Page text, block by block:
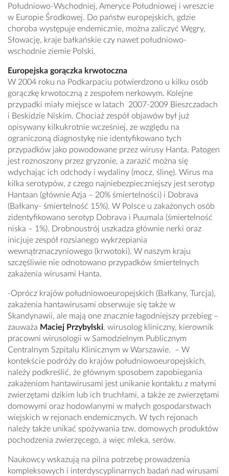
Południowo-Wschodniej, Ameryce Południowej i wreszcie
w Europie Środkowej. Do państw europejskich, gdzie
choroba występuje endemicznie, można zaliczyć Węgry,
Słowację, kraje bałkańskie czy nawet południowo-
wschodnie ziemie Polski.
Europejska gorączka krwotoczna
W 2004 roku na Podkarpaciu potwierdzono u kilku osób
gorączkę krwotoczną z zespołem nerkowym. Kolejne
przypadki miały miejsce w latach 2007-2009 Bieszczadach
i Beskidzie Niskim. Chociaż zespół objawów był już
opisywany kilkukrotnie wcześniej, ze względu na
ograniczoną diagnostykę nie identyfikowano tych
przypadków jako powodowane przez wirusy Hanta. Patogen
jest roznoszony przez gryzonie, a zarazić można się
wdychając ich odchody i wydaliny (mocz, ślinę). Wirus ma
kilka serotypów, z czego najniebezpieczniejszy jest serotyp
Hantaan (głównie Azja – 20% śmiertelności) i Dobrava
(Bałkany- śmiertelność 15%). W Polsce u zakażonych osób
zidentyfikowano serotyp Dobrava i Puumala (śmiertelność
niska – 1%). Drobnoustrój uszkadza głównie nerki oraz
inicjuje zespół rozsianego wykrzepiania
wewnątrznaczyniowego (krwotoki). W naszym kraju
szczęśliwie nie odnotowano przypadków śmiertelnych
zakażenia wirusami Hanta.
-Oprócz krajów południowoeuropejskich (Bałkany, Turcja),
zakażenia hantawirusami obserwuje się także w
Skandynawii, ale mają one znacznie łagodniejszy przebieg –
zauważa Maciej Przybylski, wirusolog kliniczny, kierownik
pracowni wirusologii w Samodzielnym Publicznym
Centralnym Szpitalu Klinicznym w Warszawie. – W
kontekście podróży do krajów południowoeuropejskich,
należy podkreślić, że głównym sposobem zapobiegania
zakażeniom hantawirusami jest unikanie kontaktu z małymi
zwierzętami dzikim lub ich truchłami, a także ze zwierzętami
domowymi oraz hodowlanymi w małych gospodarstwach
wiejskich w rejonach endemicznych. W tych rejonach
należy także unikać spożywania tzw. domowych produktów
pochodzenia zwierzęcego, a więc mleka, serów.
Naukowcy wskazują na pilna potrzebę prowadzenia
kompleksowych i interdyscyplinarnych badań nad wirusami